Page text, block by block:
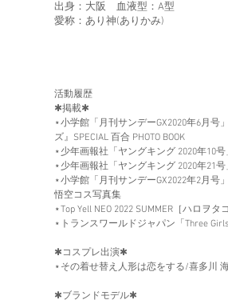
​出身：大阪 血液型：A型
​愛称：あり神(ありかみ)
活動履歴
✱掲載✱
⋆小学館「月刊サンデーGX2020年6月号
ズ』SPECIAL 百合 PHOTO BOOK
⋆少年画報社「ヤングキング 2020年10
⋆少年画報社「ヤングキング 2020年21
⋆小学館「月刊サンデーGX2022年2月号
悟空コス写真集
⋆Top Yell NEO 2022 SUMMER［ハロヲタ
⋆ ト ランスワールドジャパン「Three Girls
✱コスプレ出演✱
⋆その着せ替え人形は恋をする/喜多川
✱ブランドモデル✱